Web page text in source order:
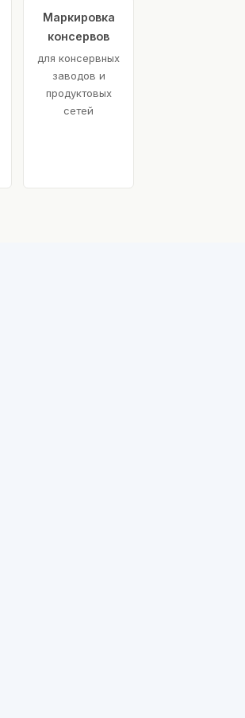
Маркировка
консервов
для консервных
заводов и
продуктовых
сетей